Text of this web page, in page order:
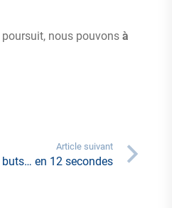
nous pouvons à
Article suivant
buts… en 12 secondes